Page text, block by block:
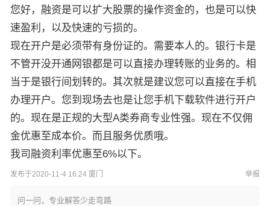
您好，融资是可以扩大股票的操作资金的，也是可以快
速盈利，以及快速的亏损的。
现在开户是必须带有身份证的。需要本人的。银行卡是
不管开没开通网银都是可以直接办理转账的业务的。相
当于是银行间划转的。其次就是建议您可以直接在手机
办理开户。您到现场去也是让您手机下载软件进行开户
的。现在是正规的大型A类券商专业性强。现在不仅佣
金优惠至成本价。而且服务优质哦。
我司融资利率优惠至6%以下。
发布于2020-11-4 16:24 厦门 举报
问一问，专业解答少走弯路